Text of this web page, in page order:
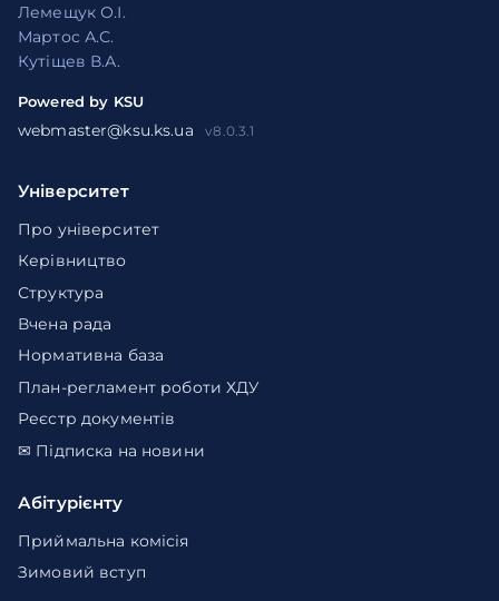
Лемещук О.І.
Мартос А.С.
Кутіщев В.А.
Powered by KSU
webmaster@ksu.ks.ua v8.0.3.1
Університет
Про університет
Керівництво
Структура
Вчена рада
Нормативна база
План-регламент роботи ХДУ
Реєстр документів
✉ Підписка на новини
Абітурієнту
Приймальна комісія
Зимовий вступ